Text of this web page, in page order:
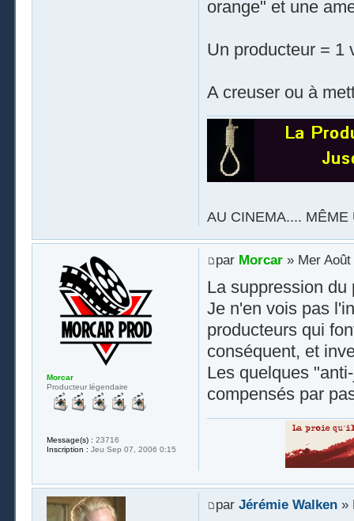
orange" et une
Un producteur = 1
A creuser ou à
AU CINEMA.... MÊME
par Morcar» Mer Août
La suppression du
Je n'en vois pas
producteurs qui
conséquent, et
Les quelques
compensés par
Morcar
Producteur légendaire
Message(s) : 23716
Inscription : Jeu Sep 07, 2006 0:15
par Jérémie Walken»